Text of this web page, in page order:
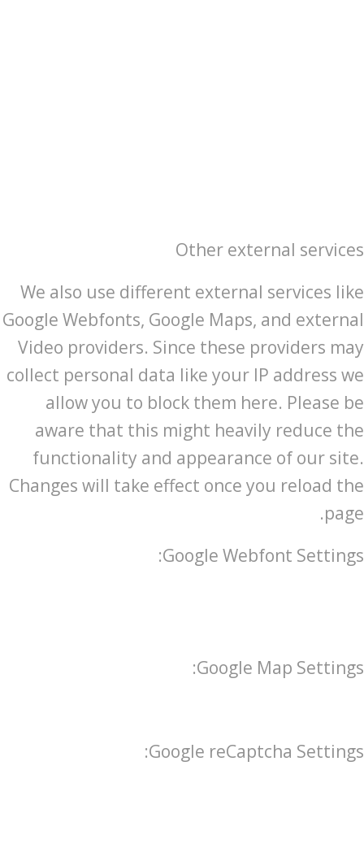
Other external services
We also use different external services like
Google Webfonts, Google Maps, and external
Video providers. Since these providers may
collect personal data like your IP address we
allow you to block them here. Please be
aware that this might heavily reduce the
functionality and appearance of our site.
Changes will take effect once you reload the
page.
Google Webfont Settings:
Google Map Settings:
Google reCaptcha Settings: